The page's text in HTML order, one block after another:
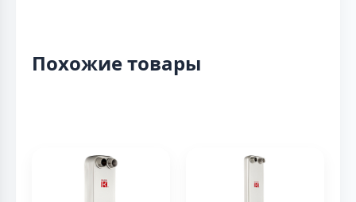
Похожие товары